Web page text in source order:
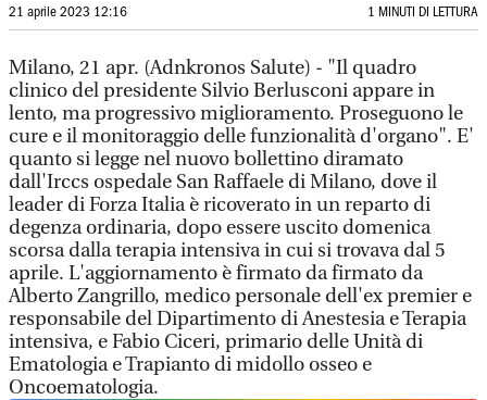
21 aprile 2023 12:16 1 MINUTI DI LETTURA
Milano, 21 apr. (Adnkronos Salute) - "Il quadro
clinico del presidente Silvio Berlusconi appare in
lento, ma progressivo miglioramento. Proseguono le
cure e il monitoraggio delle funzionalità d'organo". E'
quanto si legge nel nuovo bollettino diramato
dall'Irccs ospedale San Raffaele di Milano, dove il
leader di Forza Italia è ricoverato in un reparto di
degenza ordinaria, dopo essere uscito domenica
scorsa dalla terapia intensiva in cui si trovava dal 5
aprile. L'aggiornamento è firmato da firmato da
Alberto Zangrillo, medico personale dell'ex premier e
responsabile del Dipartimento di Anestesia e Terapia
intensiva, e Fabio Ciceri, primario delle Unità di
Ematologia e Trapianto di midollo osseo e
Oncoematologia.